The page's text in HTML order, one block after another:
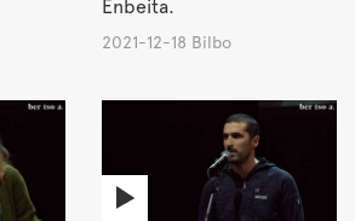
Enbeita.
2021-12-18 Bilbo